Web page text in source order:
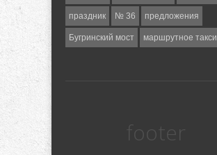
праздник № 36 предложения
Бугринский мост маршрутное такси
footer